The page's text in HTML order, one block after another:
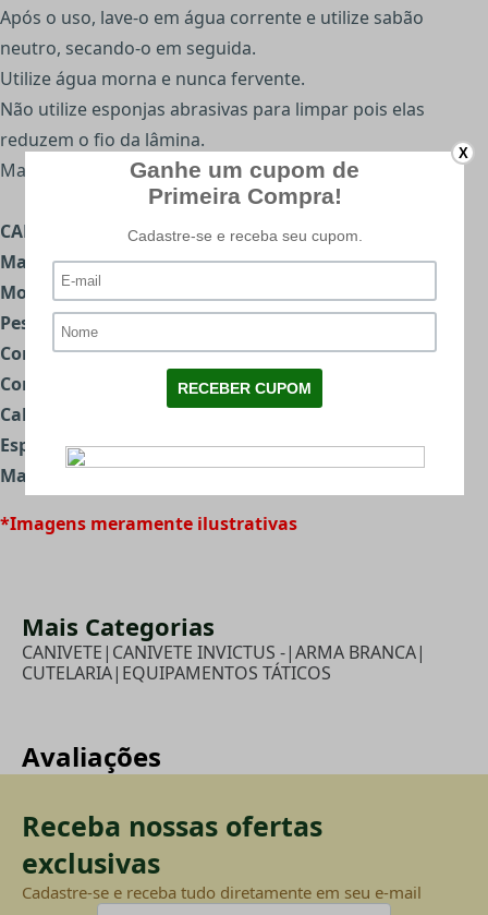
Após o uso, lave-o em água corrente e utilize sabão
neutro, secando-o em seguida.
Utilize água morna e nunca fervente.
Não utilize esponjas abrasivas para limpar pois elas
reduzem o fio da lâmina.
Mantenha fora do alcance de crianças.
CARACTERÍSTICAS:
Marca:Invictus
Modelo: Ray
Peso:
166g
Comprimento total:230mm
Comprimento da lâmina:130mm
Cabo:
Espessura da lâmina:3mm
Material:Aço inoxidável 3CR
*Imagens meramente ilustrativas
Mais Categorias
CANIVETE| CANIVETE INVICTUS -|ARMA BRANCA|
CUTELARIA| EQUIPAMENTOS TÁTICOS
Avaliações
Receba nossas ofertas
exclusivas
Cadastre-se e receba tudo diretamente em seu e-mail
X